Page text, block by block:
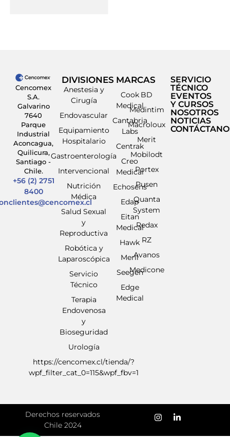
Cencomex
S.A.
Galvarino
7640
Parque
Industrial
Aconcagua,
Quilicura,
Santiago -
Chile.
+56 (2) 2751
8400
DIVISIONES
Anestesia y
Cirugía
Endovascular
Equipamiento
Hospitalario
Gastroenterología
Intervencional
Nutrición
Médica
Salud Sexual
y
Reproductiva
Robótica y
Laparoscópica
Servicio
Técnico
Terapia
Endovenosa
y
Bioseguridad
Urología
https://cencomex.cl/tienda/?
wpf_filter_cat_0=115&wpf_fbv=1
MARCAS
Cook
Medical
Cantabria
Labs
Centrak
Creo
Medical
Echosens
Edap
Eitan
Medical
Hawk
Meril
Seegen
Edge
Medical
BD
Medintim
Macroloux
Merit
Mobilodt
Portex
Pusen
Quanta
System
Redax
RZ
Avanos
Medicone
SERVICIO
TÉCNICO
EVENTOS
Y CURSOS
NOSOTROS
NOTICIAS
Derechos reservados
Chile 2024